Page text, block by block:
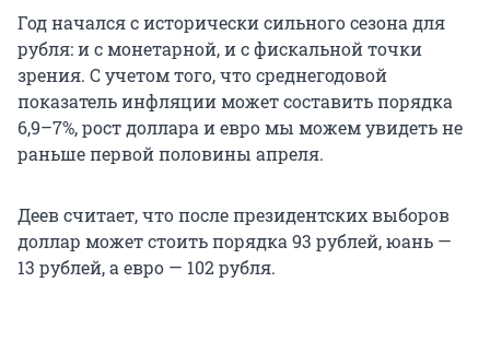
Год начался с исторически сильного сезона для
рубля: и с монетарной, и с фискальной точки
зрения. С учетом того, что среднегодовой
показатель инфляции может составить порядка
6,9–7%, рост доллара и евро мы можем увидеть не
раньше первой половины апреля.
Деев считает, что после президентских выборов
доллар может стоить порядка 93 рублей, юань —
13 рублей, а евро — 102 рубля.